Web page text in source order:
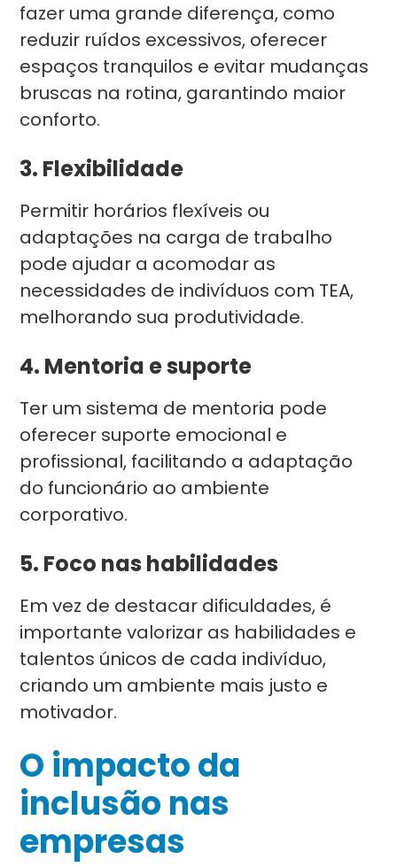
fazer uma grande diferença, como
reduzir ruídos excessivos, oferecer
espaços tranquilos e evitar mudanças
bruscas na rotina, garantindo maior
conforto.
3. Flexibilidade
Permitir horários flexíveis ou
adaptações na carga de trabalho
pode ajudar a acomodar as
necessidades de indivíduos com TEA,
melhorando sua produtividade.
4. Mentoria e suporte
Ter um sistema de mentoria pode
oferecer suporte emocional e
profissional, facilitando a adaptação
do funcionário ao ambiente
corporativo.
5. Foco nas habilidades
Em vez de destacar dificuldades, é
importante valorizar as habilidades e
talentos únicos de cada indivíduo,
criando um ambiente mais justo e
motivador.
O impacto da
inclusão nas
empresas